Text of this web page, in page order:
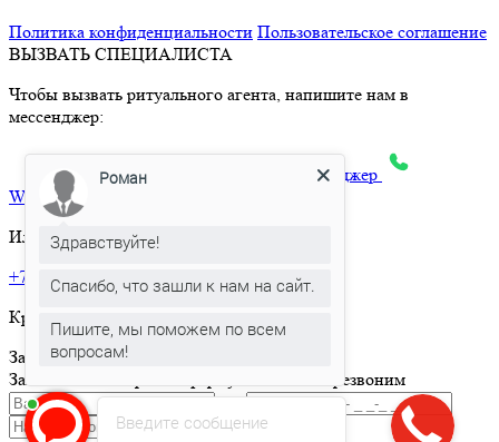
Политика конфиденциальности Пользовательское соглашение
ВЫЗВАТЬ СПЕЦИАЛИСТА
Чтобы вызвать ритуального агента, напишите нам в
мессенджер:
max Telegram
Яндекс.Месенджер
What’sApp
Или позвоните по телефону:
+7 495 150-36-47
Круглосуточная горячая линия
Заказать товар
Заполните и отправьте форму и мы вам перезвоним
Отправить
Введите сообщение
Роман
Здравствуйте!
Спасибо, что зашли к нам на сайт.
Пишите, мы поможем по всем
вопросам!